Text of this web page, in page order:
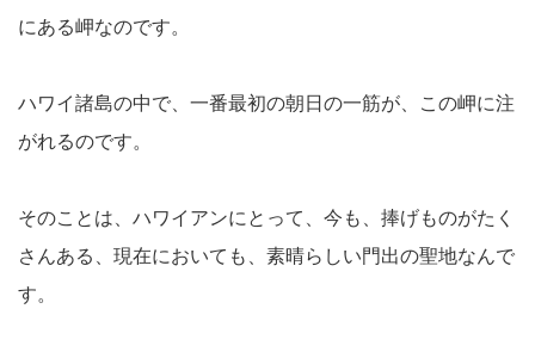
にある岬なのです。
ハワイ諸島の中で、一番最初の朝日の一筋が、この岬に注
がれるのです。
そのことは、ハワイアンにとって、今も、捧げものがたく
さんある、現在においても、素晴らしい門出の聖地なんで
す。